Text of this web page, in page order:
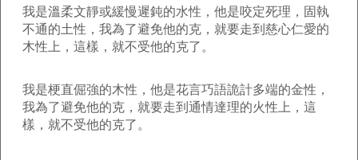
我是溫柔文靜或緩慢遲鈍的水性，他是咬定死理，固執
不通的土性，我為了避免他的克，就要走到慈心仁愛的
木性上，這樣，就不受他的克了。
我是梗直倔強的木性，他是花言巧語詭計多端的金性，
我為了避免他的克，就要走到通情達理的火性上，這
樣，就不受他的克了。